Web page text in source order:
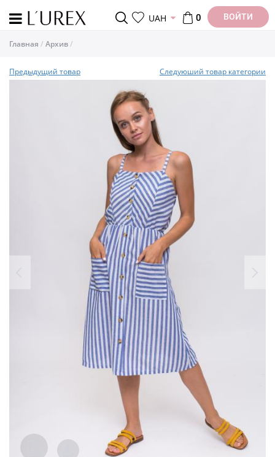
UAH 0 ВОЙТИ
Главная Архив
Предыдущий товар Следуюший товар категории